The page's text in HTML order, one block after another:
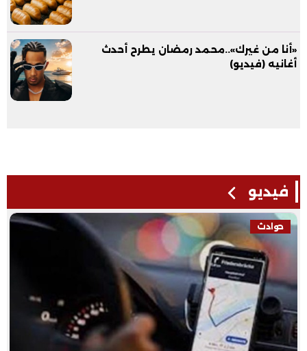
«أنا من غيرك»..محمد رمضان يطرح أحدث
أغانيه (فيديو)
فيديو
حوادث